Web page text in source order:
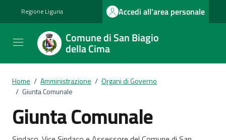
Regione Liguria Accedi all'area personale
Comune di San Biagio
della Cima
Home / Amministrazione / Organi di Governo
/ Giunta Comunale
Giunta Comunale